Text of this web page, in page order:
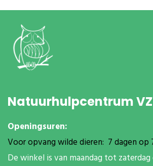
Natuurhulpcentrum
Openingsuren:
Voor opvang wilde dieren: 7 dagen op
De winkel is van maandag tot zaterdag